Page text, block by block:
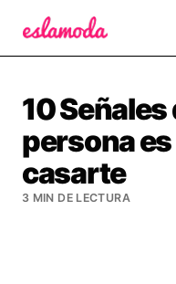
10 Señales
persona
casarte
3 MIN DE LECTURA